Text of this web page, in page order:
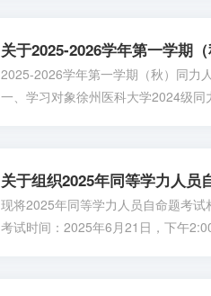
关于2025-2026学年第一学期
2025-2026学年第一学期（秋）同力
一、学习对象徐州医科大学2024级
关于组织2025年同等学力人员
现将2025年同等学力人员自命题考试
考试时间：2025年6月21日，下午